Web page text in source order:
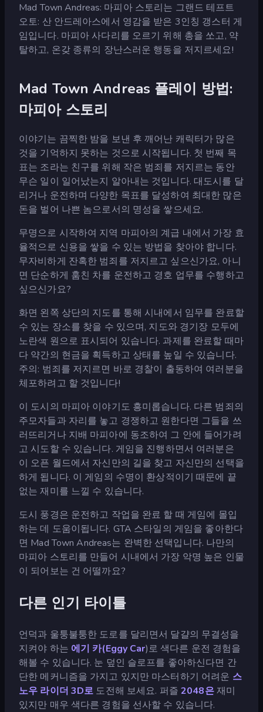
Mad Town Andreas: 마피아 스토리는 그랜드 테프트
오토: 산 안드레아스에서 영감을 받은 3인칭 갱스터 게
임입니다. 마피아 사다리를 오르기 위해 총을 쏘고, 약
탈하고, 온갖 종류의 장난스러운 행동을 저지르세요!
Mad Town Andreas 플레이 방법:
마피아 스토리
이야기는 끔찍한 밤을 보낸 후 깨어난 캐릭터가 많은
것을 기억하지 못하는 것으로 시작됩니다. 첫 번째 목
표는 조라는 친구를 위해 작은 범죄를 저지르는 동안
무슨 일이 일어났는지 알아내는 것입니다. 대도시를 달
리거나 운전하며 다양한 목표를 달성하여 최대한 많은
돈을 벌어 나쁜 놈으로서의 명성을 쌓으세요.
무명으로 시작하여 지역 마피아의 계급 내에서 가장 효
율적으로 신용을 쌓을 수 있는 방법을 찾아야 합니다.
무자비하게 잔혹한 범죄를 저지르고 싶으신가요, 아니
면 단순하게 훔친 차를 운전하고 경호 업무를 수행하고
싶으신가요?
화면 왼쪽 상단의 지도를 통해 시내에서 임무를 완료할
수 있는 장소를 찾을 수 있으며, 지도와 경기장 모두에
노란색 원으로 표시되어 있습니다. 과제를 완료할 때마
다 약간의 현금을 획득하고 상태를 높일 수 있습니다.
주의: 범죄를 저지르면 바로 경찰이 출동하여 여러분을
체포하려고 할 것입니다!
이 도시의 마피아 이야기도 흥미롭습니다. 다른 범죄의
주모자들과 자리를 놓고 경쟁하고 원한다면 그들을 쓰
러뜨리거나 지배 마피아에 동조하여 그 안에 들어가려
고 시도할 수 있습니다. 게임을 진행하면서 여러분은
이 오픈 월드에서 자신만의 길을 찾고 자신만의 선택을
하게 됩니다. 이 게임의 수명이 환상적이기 때문에 끝
없는 재미를 느낄 수 있습니다.
도시 풍경은 운전하고 작업을 완료 할 때 게임에 몰입
하는 데 도움이됩니다. GTA 스타일의 게임을 좋아한다
면 Mad Town Andreas는 완벽한 선택입니다. 나만의
마피아 스토리를 만들어 시내에서 가장 악명 높은 인물
이 되어보는 건 어떨까요?
다른 인기 타이틀
언덕과 울퉁불퉁한 도로를 달리면서 달걀의 무결성을
지켜야 하는 에기 카(Eggy Car)로 색다른 운전 경험을
해볼 수 있습니다. 눈 덮인 슬로프를 좋아하신다면 간
단한 메커니즘을 가지고 있지만 마스터하기 어려운 스
노우 라이더 3D로 도전해 보세요. 퍼즐2048은재미
있지만 매우 색다른 경험을 선사할 수 있습니다.